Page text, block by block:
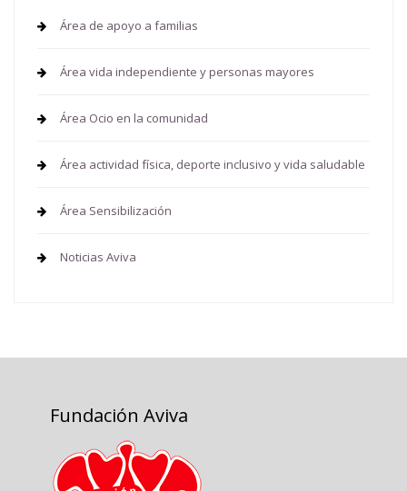
Área de apoyo a familias
Área vida independiente y personas mayores
Área Ocio en la comunidad
Área actividad física, deporte inclusivo y vida saludable
Área Sensibilización
Noticias Aviva
Fundación Aviva